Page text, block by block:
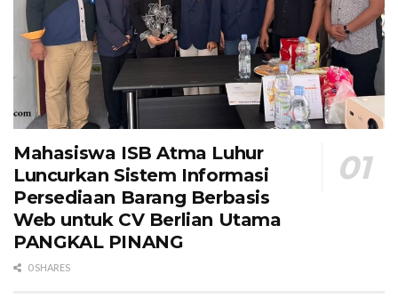
Mahasiswa ISB Atma Luhur
Luncurkan Sistem Informasi
Persediaan Barang Berbasis
Web untuk CV Berlian Utama​
PANGKAL PINANG
0 SHARES